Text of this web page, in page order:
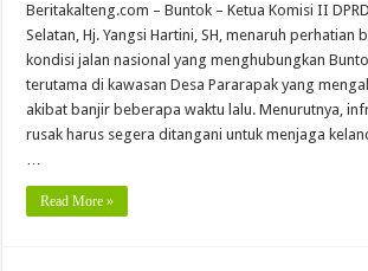
Beritakalteng.com – Buntok – Ketua Komisi II
Selatan, Hj. Yangsi Hartini, SH, menaruh perhatian
kondisi jalan nasional yang menghubungkan
terutama di kawasan Desa Pararapak yang
akibat banjir beberapa waktu lalu. Menurutnya,
rusak harus segera ditangani untuk menjaga
…
Read More »